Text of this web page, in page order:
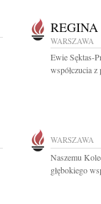
WARSZAWA
Ewie Sęktas-
współczucia
WARSZAWA
Naszemu
głębokiego